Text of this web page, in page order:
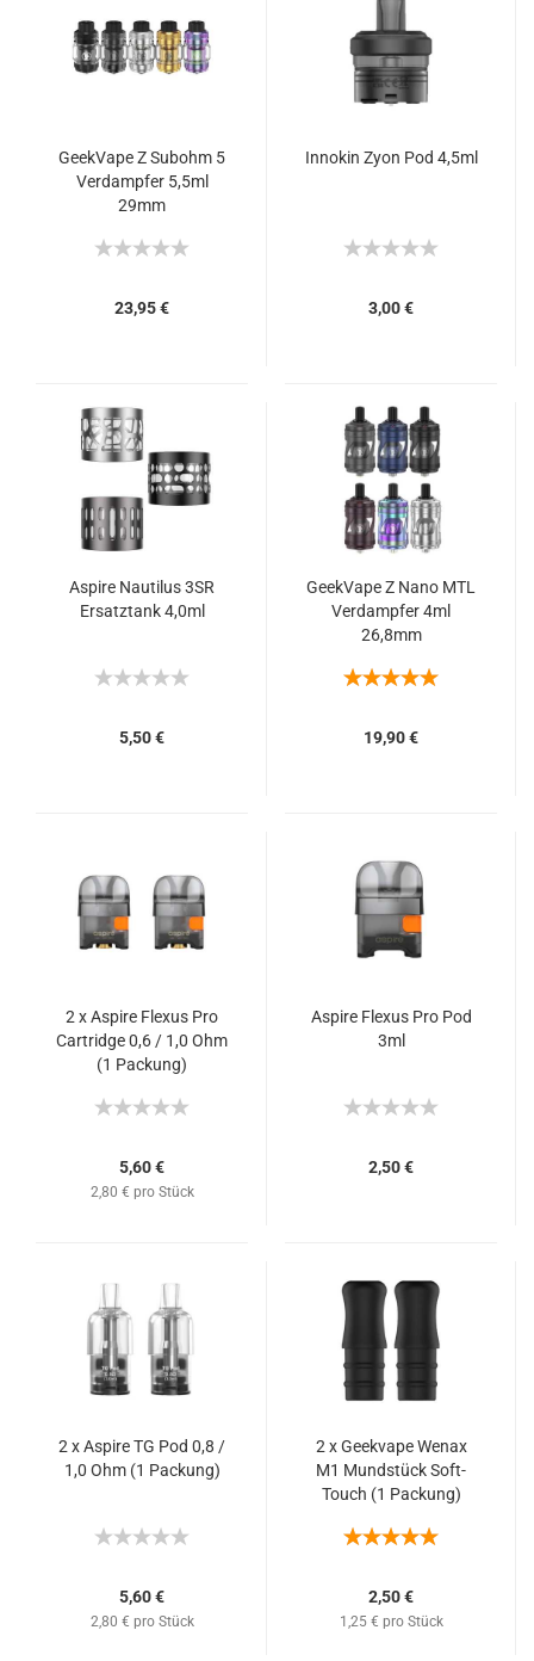
GeekVape Z Subohm 5
Verdampfer 5,5ml
29mm
23,95 €
Innokin Zyon Pod 4,5ml
3,00 €
Aspire Nautilus 3SR
Ersatztank 4,0ml
5,50 €
GeekVape Z Nano MTL
Verdampfer 4ml
26,8mm
19,90 €
2 x Aspire Flexus Pro
Cartridge 0,6 / 1,0 Ohm
(1 Packung)
5,60 €
2,80 € pro Stück
Aspire Flexus Pro Pod
3ml
2,50 €
2 x Aspire TG Pod 0,8 /
1,0 Ohm (1 Packung)
5,60 €
2,80 € pro Stück
2 x Geekvape Wenax
M1 Mundstück Soft-
Touch (1 Packung)
2,50 €
1,25 € pro Stück